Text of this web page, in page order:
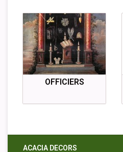
OFFICIERS
ACACIA DECORS